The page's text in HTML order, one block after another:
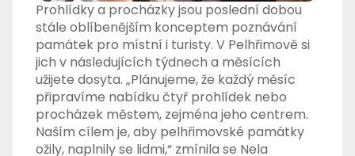
Prohlídky a procházky jsou poslední dobou
stále oblíbenějším konceptem poznávání
památek pro místní i turisty. V Pelhřimově si
jich v následujících týdnech a měsících
užijete dosyta. „Plánujeme, že každý měsíc
připravíme nabídku čtyř prohlídek nebo
procházek městem, zejména jeho centrem.
Naším cílem je, aby pelhřimovské památky
ožily, naplnily se lidmi,“ zmínila se Nela